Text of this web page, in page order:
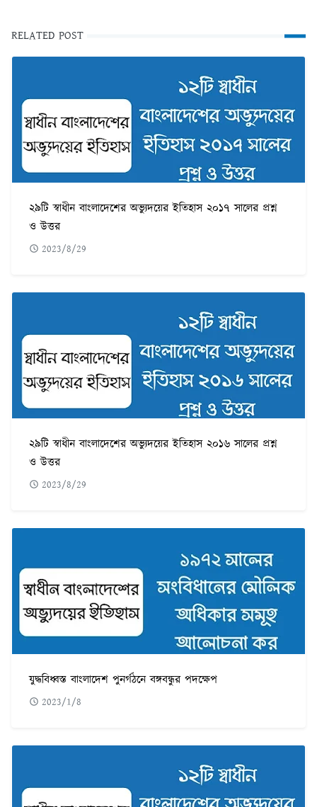
RELATED POST
২৯টি স্বাধীন বাংলাদেশের অভ্যুদয়ের ইতিহাস ২০১৭ সালের প্রশ্ন
ও উত্তর
2023/8/29
২৯টি স্বাধীন বাংলাদেশের অভ্যুদয়ের ইতিহাস ২০১৬ সালের প্রশ্ন
ও উত্তর
2023/8/29
যুদ্ধবিধ্বস্ত বাংলাদেশ পুনর্গঠনে বঙ্গবন্ধুর পদক্ষেপ
2023/1/8